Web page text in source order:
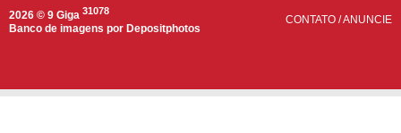
2026 © 9 Giga 31078
Banco de imagens por Depositphotos
CONTATO /ANUNCIE